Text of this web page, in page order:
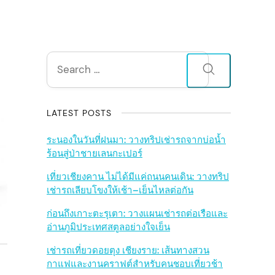
S
i
d
e
b
a
r
Search
for:
LATEST POSTS
ระนองในวันที่ฝนมา: วางทริปเช่ารถจากบ่อน้ำ
ร้อนสู่ป่าชายเลนกะเปอร์
เที่ยวเชียงคาน ไม่ได้มีแค่ถนนคนเดิน: วางทริป
เช่ารถเลียบโขงให้เช้า–เย็นไหลต่อกัน
ก่อนถึงเกาะตะรุเตา: วางแผนเช่ารถต่อเรือและ
อ่านภูมิประเทศสตูลอย่างใจเย็น
เช่ารถเที่ยวดอยตุง เชียงราย: เส้นทางสวน
กาแฟและงานคราฟต์สำหรับคนชอบเที่ยวช้า